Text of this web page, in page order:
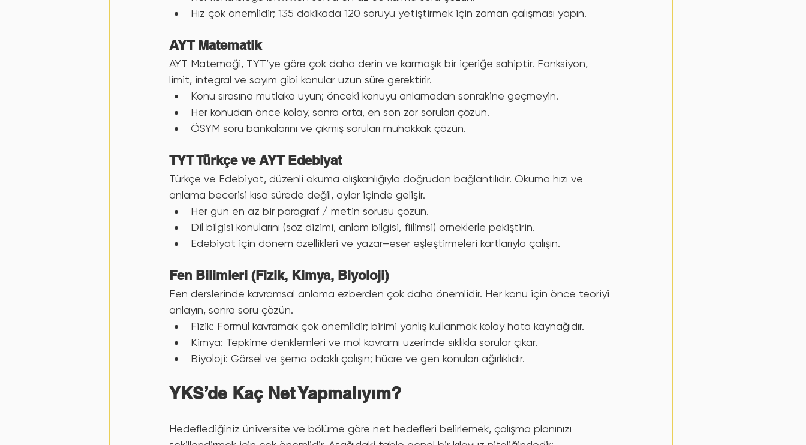
Hız çok önemlidir; 135 dakikada 120 soruyu yetiştirmek için zaman çalışması yapın.
AYT Matematik
AYT Matemaği, TYT’ye göre çok daha derin ve karmaşık bir içeriğe sahiptir. Fonksiyon,
limit, integral ve sayım gibi konular uzun süre gerektirir.
Konu sırasına mutlaka uyun; önceki konuyu anlamadan sonrakine geçmeyin.
Her konudan önce kolay, sonra orta, en son zor soruları çözün.
ÖSYM soru bankalarını ve çıkmış soruları muhakkak çözün.
TYT Türkçe ve AYT Edebiyat
Türkçe ve Edebiyat, düzenli okuma alışkanlığıyla doğrudan bağlantılıdır. Okuma hızı ve
anlama becerisi kısa sürede değil, aylar içinde gelişir.
Her gün en az bir paragraf / metin sorusu çözün.
Dil bilgisi konularını (söz dizimi, anlam bilgisi, fiilimsi) örneklerle pekiştirin.
Edebiyat için dönem özellikleri ve yazar–eser eşleştirmeleri kartlarıyla çalışın.
Fen Bilimleri (Fizik, Kimya, Biyoloji)
Fen derslerinde kavramsal anlama ezberden çok daha önemlidir. Her konu için önce teoriyi
anlayın, sonra soru çözün.
Fizik: Formül kavramak çok önemlidir; birimi yanlış kullanmak kolay hata kaynağıdır.
Kimya: Tepkime denklemleri ve mol kavramı üzerinde sıklıkla sorular çıkar.
Biyoloji: Görsel ve şema odaklı çalışın; hücre ve gen konuları ağırlıklıdır.
YKS’de Kaç Net Yapmalıyım?
Hedeflediğiniz üniversite ve bölüme göre net hedefleri belirlemek, çalışma planınızı